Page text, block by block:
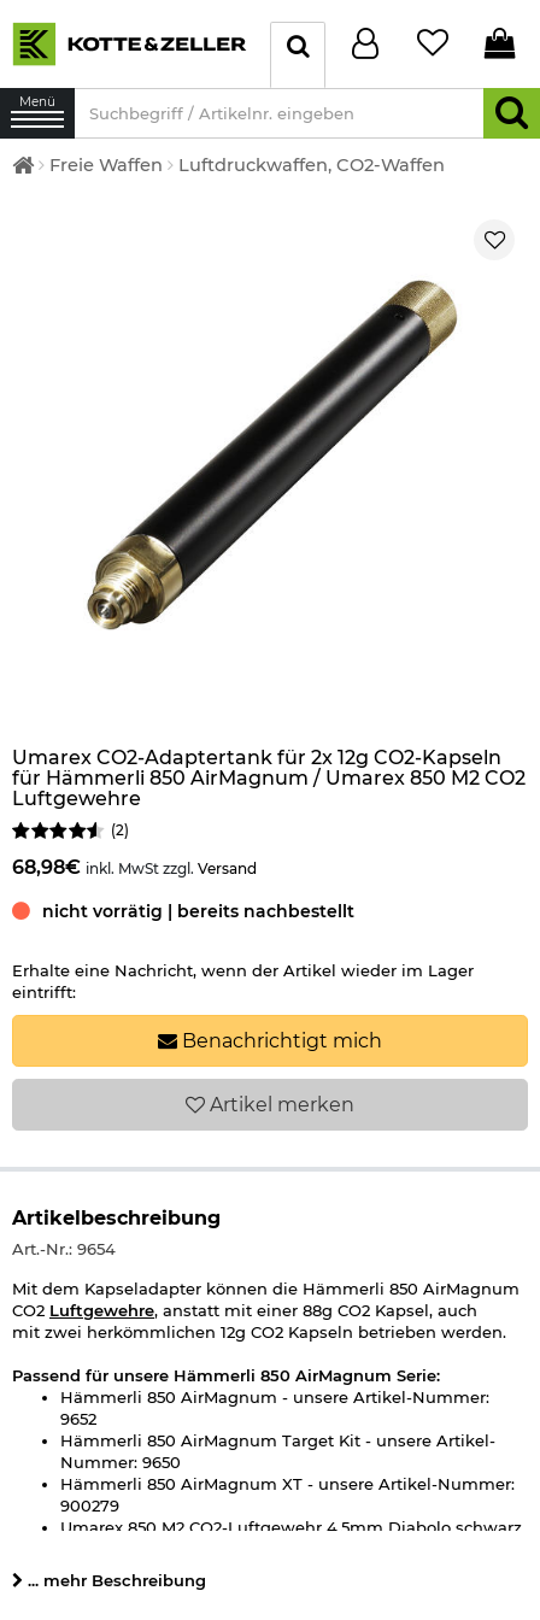
Menü
Freie Waffen Luftdruckwaffen, CO2-Waffen
Umarex CO2-Adaptertank für 2x 12g CO2-Kapseln
für Hämmerli 850 AirMagnum / Umarex 850 M2 CO2
Luftgewehre
(2)
68,98€ inkl. MwSt zzgl. Versand
nicht vorrätig | bereits nachbestellt
Erhalte eine Nachricht, wenn der Artikel wieder im Lager
eintrifft:
Benachrichtigt mich
Artikel merken
Artikelbeschreibung
Art.-Nr.: 9654
Mit dem Kapseladapter können die Hämmerli 850 AirMagnum
CO2 Luftgewehre, anstatt mit einer 88g CO2 Kapsel, auch
mit zwei herkömmlichen 12g CO2 Kapseln betrieben werden.
Passend für unsere Hämmerli 850 AirMagnum Serie:
Hämmerli 850 AirMagnum - unsere Artikel-Nummer:
9652
Hämmerli 850 AirMagnum Target Kit - unsere Artikel-
Nummer: 9650
Hämmerli 850 AirMagnum XT - unsere Artikel-Nummer:
900279
Umarex 850 M2 CO2-Luftgewehr 4,5mm Diabolo schwarz
Umarex 850 M2 XT KIT CO2-Luftgewehr 4,5mm Diabolo
schwarz - unsere Artikel-Nummer: 92249
... mehr Beschreibung